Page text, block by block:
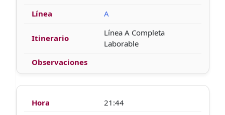
A
Línea A Completa
Laborable
21:44